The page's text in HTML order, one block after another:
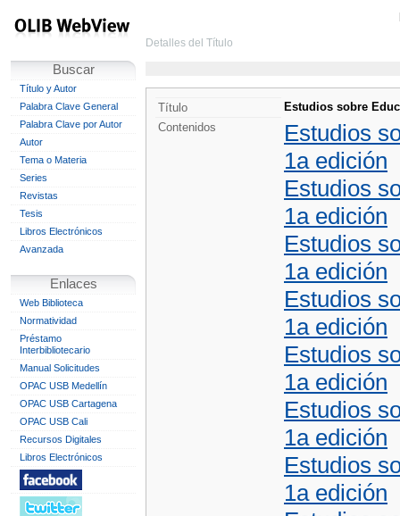
Buscar
Título y Autor
Palabra Clave General
Palabra Clave por Autor
Autor
Tema o Materia
Series
Revistas
Tesis
Libros Electrónicos
Avanzada
Enlaces
Web Biblioteca
Normatividad
Préstamo
Interbibliotecario
Manual Solicitudes
OPAC USB Medellín
OPAC USB Cartagena
OPAC USB Cali
Recursos Digitales
Libros Electrónicos
Detalles del Título
Título
Estudios sobre
Contenidos
Estudios
1a edición
Estudios
1a edición
Estudios
1a edición
Estudios
1a edición
Estudios
1a edición
Estudios
1a edición
Estudios
1a edición